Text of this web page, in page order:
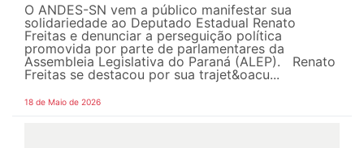
O ANDES-SN vem a público manifestar sua
solidariedade ao Deputado Estadual Renato
Freitas e denunciar a perseguição política
promovida por parte de parlamentares da
Assembleia Legislativa do Paraná (ALEP). Renato
Freitas se destacou por sua trajet&oacu...
18 de Maio de 2026